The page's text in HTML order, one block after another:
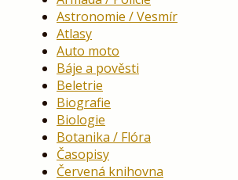
Astronomie / Vesmír
Atlasy
Auto moto
Báje a pověsti
Beletrie
Biografie
Biologie
Botanika / Flóra
Časopisy
Červená knihovna